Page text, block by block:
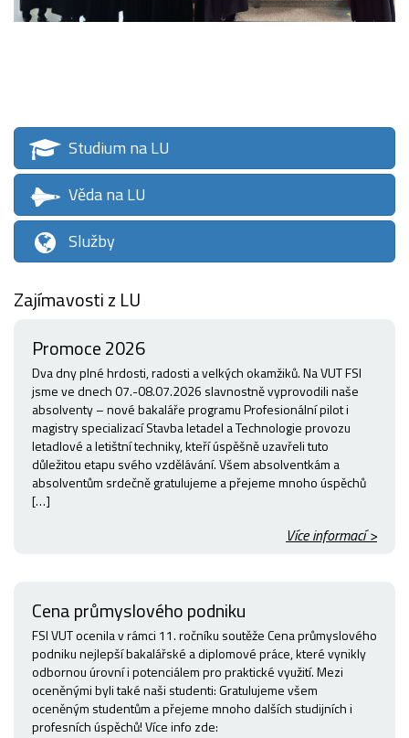
Studium na LU
Věda na LU
Služby
Zajímavosti z LU
Promoce 2026
Dva dny plné hrdosti, radosti a velkých okamžiků. Na VUT FSI
jsme ve dnech 07.-08.07.2026 slavnostně vyprovodili naše
absolventy – nové bakaláře programu Profesionální pilot i
magistry specializací Stavba letadel a Technologie provozu
letadlové a letištní techniky, kteří úspěšně uzavřeli tuto
důležitou etapu svého vzdělávání. Všem absolventkám a
absolventům srdečně gratulujeme a přejeme mnoho úspěchů
[…]
Více informací >
Cena průmyslového podniku
FSI VUT ocenila v rámci 11. ročníku soutěže Cena průmyslového
podniku nejlepší bakalářské a diplomové práce, které vynikly
odbornou úrovní i potenciálem pro praktické využití. Mezi
oceněnými byli také naši studenti: Gratulujeme všem
oceněným studentům a přejeme mnoho dalších studijních i
profesních úspěchů! Více info zde: